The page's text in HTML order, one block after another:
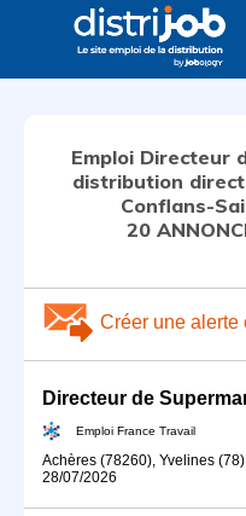
Emploi Directeur
distribution
Conflans-
20
Créer une alerte
Emploi France Travail
Achères (78260), Yvelines
28/07/2026